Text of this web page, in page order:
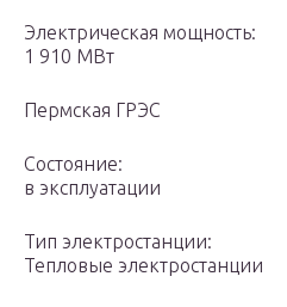
Электрическая мощность:
1 910 МВт
Пермская ГРЭС
Состояние:
в эксплуатации
Тип электростанции:
Тепловые электростанции